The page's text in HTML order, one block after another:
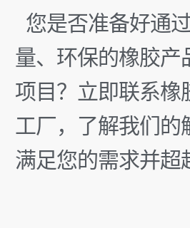
您是否准备好通
量、环保的橡胶产
项目？立即联系橡
工厂，了解我们的
满足您的需求并超